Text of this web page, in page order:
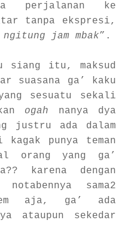
perjalanan ke
tanpa ekspresi,
jam mbak”.
siang itu, maksud
suasana ga’ kaku
sesuatu sekali
ogah nanya dya
justru ada dalam
punya teman
orang yang ga’
karena dengan
sama2
aja, ga’ ada
ataupun sekedar